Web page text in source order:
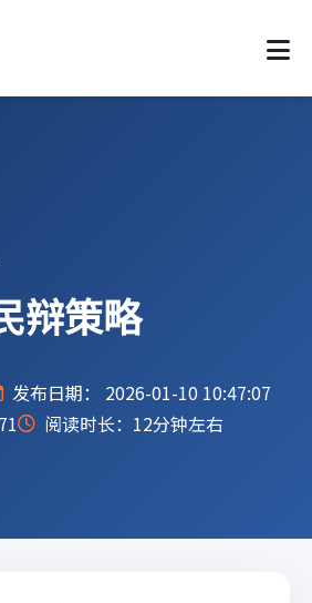
辩策略
发布日期： 2026-01-10 10:47:07
阅读时长：12分钟左右